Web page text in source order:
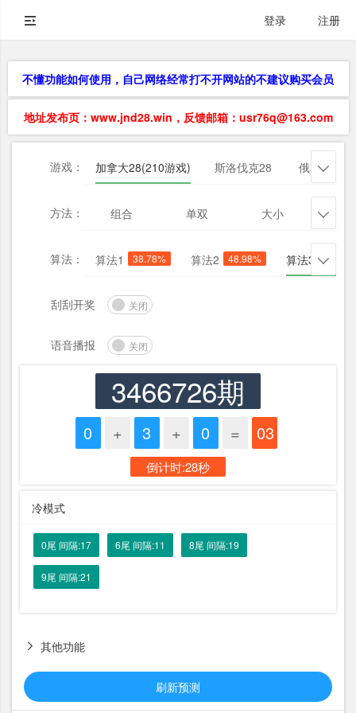
登录 注册
不懂功能如何使用，自己网络经常打不开网站的不建议购买会员
地址发布页：www.jnd28.win，反馈邮箱：usr76q@163.com
游戏： 加拿大28(210游戏) 斯洛伐克28 俄勒冈28

方法： 组合 单双 大小 
算法： 算法1 38.78% 算法2 48.98% 算法3 44.90%

刮刮开奖 关闭
语音播报 关闭
3466726期
0 + 3 + 0 = 03
倒计时:28秒
冷模式
0尾 间隔:17 6尾 间隔:11 8尾 间隔:19
9尾 间隔:21
其他功能

刷新预测